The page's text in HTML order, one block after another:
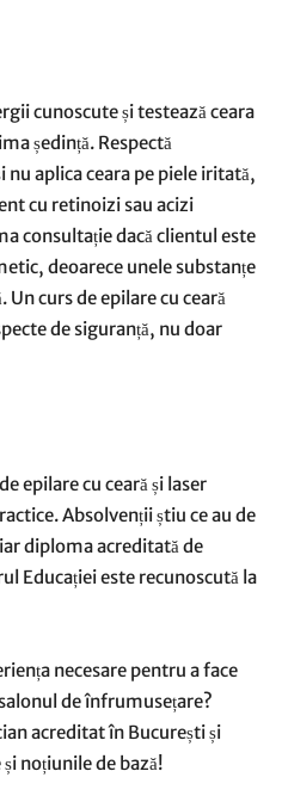
cunoscute și testează ceara
ședință. Respectă
aplica ceara pe piele iritată,
cu retinoizi sau acizi
consultație dacă clientul este
deoarece unele substanțe
curs de epilare cu ceară
de siguranță, nu doar
epilare cu ceară și laser
Absolvenții știu ce au de
diploma acreditată de
Educației este recunoscută la
necesare pentru a face
de înfrumusețare?
acreditat în București și
noțiunile de bază!